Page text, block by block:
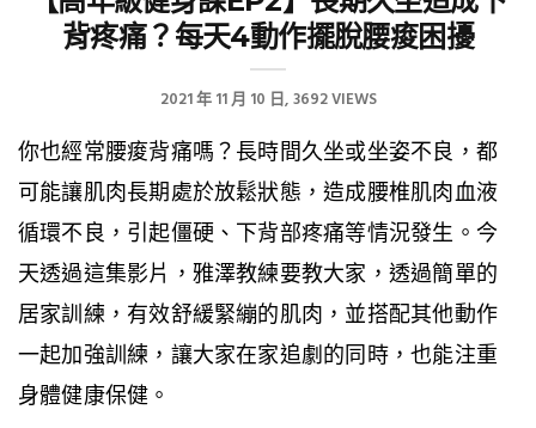
背疼痛？每天4動作擺脫腰痠困擾
2021 年 11 月 10 日 3692 VIEWS
你也經常腰痠背痛嗎？長時間久坐或坐姿不良，都
可能讓肌肉長期處於放鬆狀態，造成腰椎肌肉血液
循環不良，引起僵硬、下背部疼痛等情況發生。今
天透過這集影片，雅澤教練要教大家，透過簡單的
居家訓練，有效舒緩緊繃的肌肉，並搭配其他動作
一起加強訓練，讓大家在家追劇的同時，也能注重
身體健康保健。